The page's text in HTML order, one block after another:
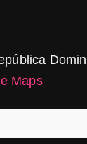
Maps